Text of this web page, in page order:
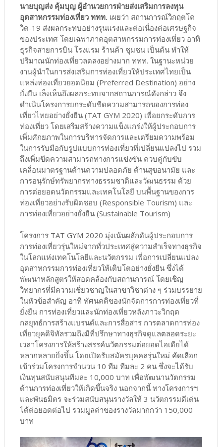
นายบุญส่ง คุ้มบุญ ผู้อำนวยการฝ่ายส่งเสริมการลงทุน
อุตสาหกรรมท่องเที่ยว ททท.เผยว่า สถานการณ์วิกฤตโค
วิด-19 ส่งผลกระทบอย่างรุนแรงและต่อเนื่องต่อเศรษฐกิจ
ของประเทศ โดยเฉพาภาคอุตสาหกรรมการท่องเที่ยว อาทิ
ธุรกิจสายการบิน โรงแรม ร้านค้า ชุมชน เป็นต้น ทำให้
ปริมาณนักท่องเที่ยวลดลงอย่างมาก ททท. ในฐานะหน่วย
งานผู้นำในการส่งเสริมการท่องเที่ยวให้ประเทศไทยเป็น
แหล่งท่องเที่ยวยอดนิยม (Preferred Destination) อย่าง
ยั่งยืน เล็งเห็นถึงผลกระทบจากสถานการณ์ดังกล่าว จึง
ดำเนินโครงการยกระดับขีดความสามารถของการท่อง
เที่ยวไทยอย่างยั่งยืน (TAT GYM 2020) เพื่อยกระดับการ
ท่องเที่ยว โดยเสริมสร้างความแข็งแกร่งให้ผู้ประกอบการ
เพิ่มศักยภาพในการบริหารจัดการและเตรียมความพร้อม
ในการรับมือกับรูปแบบการท่องเที่ยวที่เปลี่ยนแปลงไป รวม
ถึงเพิ่มขีดความสามารถทางการแข่งขัน ควบคู่กับขับ
เคลื่อนมาตรฐานด้านความปลอดภัย ด้านสุขอนามัย และ
การอนุรักษ์ทรัพยากรทางธรรมชาติและวัฒนธรรม ด้วย
การต่อยอดนวัตกรรมและเทคโนโลยี บนพื้นฐานของการ
ท่องเที่ยวอย่างรับผิดชอบ (Responsible Tourism) และ
การท่องเที่ยวอย่างยั่งยืน (Sustainable Tourism)
โครงการ TAT GYM 2020 มุ่งเน้นผลักดันผู้ประกอบการ
การท่องเที่ยวรุ่นใหม่จากทั่วประเทศสู่ความสำเร็จทางธุรกิจ
ในโลกแห่งเทคโนโลยีและนวัตกรรม เพื่อการเปลี่ยนแปลง
อุตสาหกรรมการท่องเที่ยวให้เติบโตอย่างยั่งยืน ซึ่งได้
พัฒนาหลักสูตรให้สอดคล้องกับสถานการณ์ โดยเชิญ
วิทยากรที่มีความเชี่ยวชาญในสาขาวิชาต่าง ๆ ร่วมบรรยาย
ในหัวข้อสำคัญ อาทิ ทัศนคติของนักจัดการการท่องเที่ยวที่
ยั่งยืน การท่องเที่ยวและนักท่องเที่ยวหลังภาวะวิกฤต
กลยุทธ์การสร้างแบรนด์และการสื่อสาร การตลาดการท่อง
เที่ยวยุคดิจิทัลรวมถึงมีที่ปรึกษาทางธุรกิจดูแลตลอดระยะ
เวลาโครงการให้สร้างสรรค์นวัตกรรมต่อยอดไอเดียได้
หลากหลายยิ่งขึ้น โดยเปิดรับสมัครบุคคลรุ่นใหม่ คัดเลือก
เข้าร่วมโครงการจำนวน 10 ทีม ทีมละ 2 คน ซึ่งจะได้รับ
เงินทุนสนับสนุนทีมละ 10,000 บาท เพื่อพัฒนานวัตกรรม
ด้านการท่องเที่ยวให้เกิดขึ้นจริง นอกจากนี้ ทางโครงการฯ
และพันธมิตร จะร่วมสนับสนุนรางวัลให้ 3 นวัตกรรมดีเด่น
ได้ต่อยอดต่อไป รวมมูลค่าของรางวัลมากกว่า 150,000
บาท